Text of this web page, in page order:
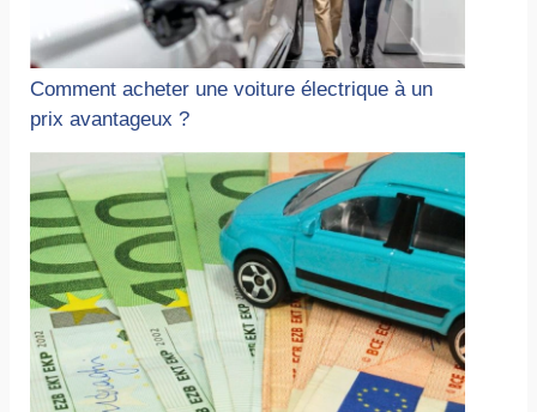
Comment acheter une voiture électrique à un
prix avantageux ?